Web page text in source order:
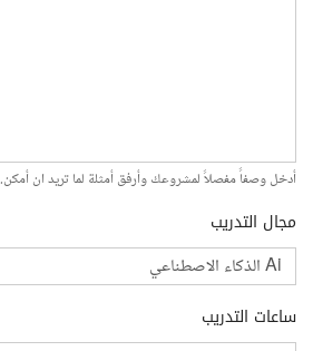
أدخل وصفاً مفصلاً لمشروعك وأرفق أمثلة لما تريد ان أمكن.
مجال التدريب
ساعات التدريب